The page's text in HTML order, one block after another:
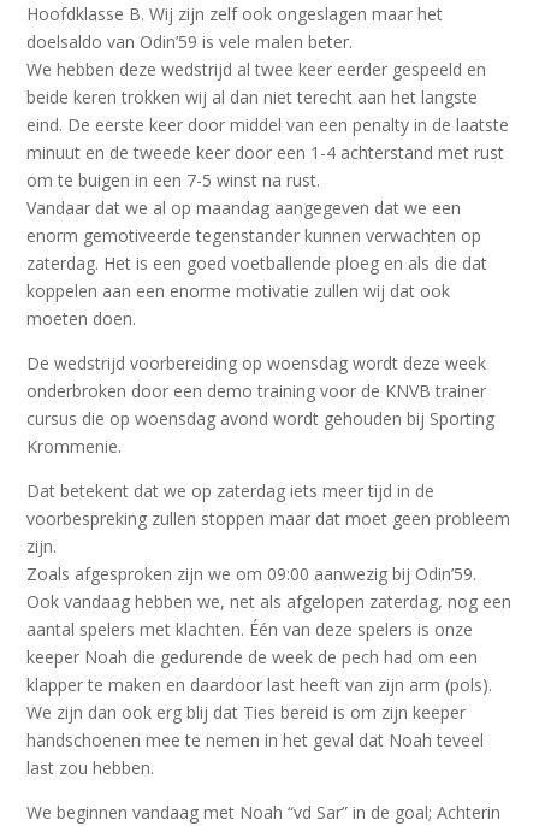
Hoofdklasse B. Wij zijn zelf ook ongeslagen maar het
doelsaldo van Odin’59 is vele malen beter.
We hebben deze wedstrijd al twee keer eerder gespeeld en
beide keren trokken wij al dan niet terecht aan het langste
eind. De eerste keer door middel van een penalty in de laatste
minuut en de tweede keer door een 1-4 achterstand met rust
om te buigen in een 7-5 winst na rust.
Vandaar dat we al op maandag aangegeven dat we een
enorm gemotiveerde tegenstander kunnen verwachten op
zaterdag. Het is een goed voetballende ploeg en als die dat
koppelen aan een enorme motivatie zullen wij dat ook
moeten doen.
De wedstrijd voorbereiding op woensdag wordt deze week
onderbroken door een demo training voor de KNVB trainer
cursus die op woensdag avond wordt gehouden bij Sporting
Krommenie.
Dat betekent dat we op zaterdag iets meer tijd in de
voorbespreking zullen stoppen maar dat moet geen probleem
zijn.
Zoals afgesproken zijn we om 09:00 aanwezig bij Odin’59.
Ook vandaag hebben we, net als afgelopen zaterdag, nog een
aantal spelers met klachten. Één van deze spelers is onze
keeper Noah die gedurende de week de pech had om een
klapper te maken en daardoor last heeft van zijn arm (pols).
We zijn dan ook erg blij dat Ties bereid is om zijn keeper
handschoenen mee te nemen in het geval dat Noah teveel
last zou hebben.
We beginnen vandaag met Noah “vd Sar” in de goal; Achterin